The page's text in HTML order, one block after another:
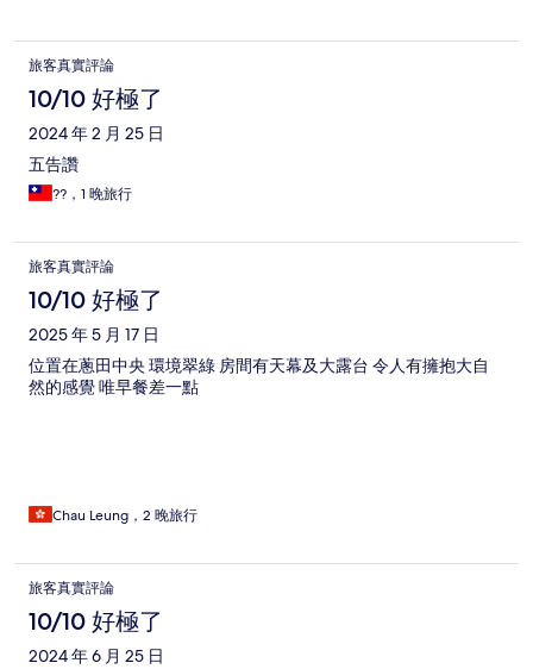
旅客真實評論
10/10 好極了
2024 年 2 月 25 日
五告讚
??，1 晚旅行
旅客真實評論
10/10 好極了
2025 年 5 月 17 日
位置在蔥田中央 環境翠綠 房間有天幕及大露台 令人有擁抱大自
然的感覺 唯早餐差一點
Chau Leung，2 晚旅行
旅客真實評論
10/10 好極了
2024 年 6 月 25 日